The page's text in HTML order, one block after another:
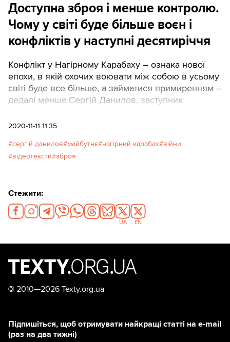
Доступна зброя і менше контролю.
Чому у світі буде більше воєн і
конфліктів у наступні десятиріччя
Конфлікт у Нагірному Карабаху – ознака нової
епохи, в якій охочих воювати між собою в усьому
світі буде все більше, а займатися примиренням –
дедалі менше.Сергій Данилов, заступник
поділився міркуваннями щодо світових тенденцій
2020-11-11 11:35
сергій данилов майбутнє нагірний карабах війни
відеотексти зброя
Стежити:
UA EN
© 2010—2026 Texty.org.ua
Підпишіться, щоб отримувати найкращі статті на e-mail
(раз на два тижні)